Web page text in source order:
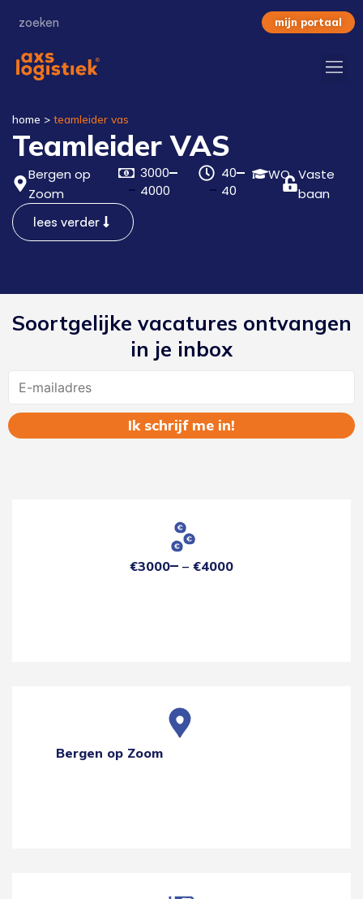
mijn portaal
home > teamleider vas
Teamleider VAS
Bergen op
Zoom
3000
4000
40
40
WO Vaste
baan
lees verder
Soortgelijke vacatures ontvangen
in je inbox
€3000 €4000
Bergen op Zoom